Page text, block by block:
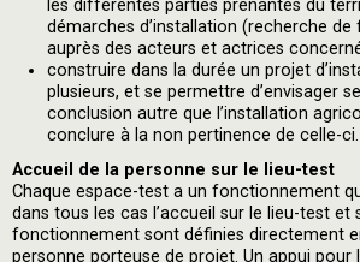
les différentes parties prenantes du
démarches d’installation (recherche de
auprès des acteurs et actrices
construire dans la durée un projet
plusieurs, et se permettre d’envisager
conclusion autre que l’installation
conclure à la non pertinence de celle-ci.
Accueil de la personne sur le lieu-test
Chaque espace-test a un fonctionnement
dans tous les cas l’accueil sur le lieu-test et
fonctionnement sont définies directement
personne porteuse de projet. Un appui pour